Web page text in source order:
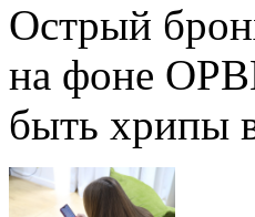
Острый
на фоне
быть хрипы